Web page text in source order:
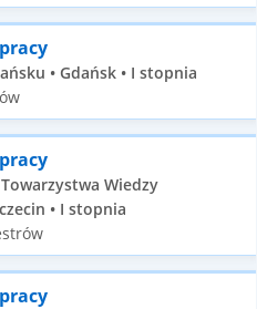
• Gdańsk • I stopnia
Wiedzy
• I stopnia